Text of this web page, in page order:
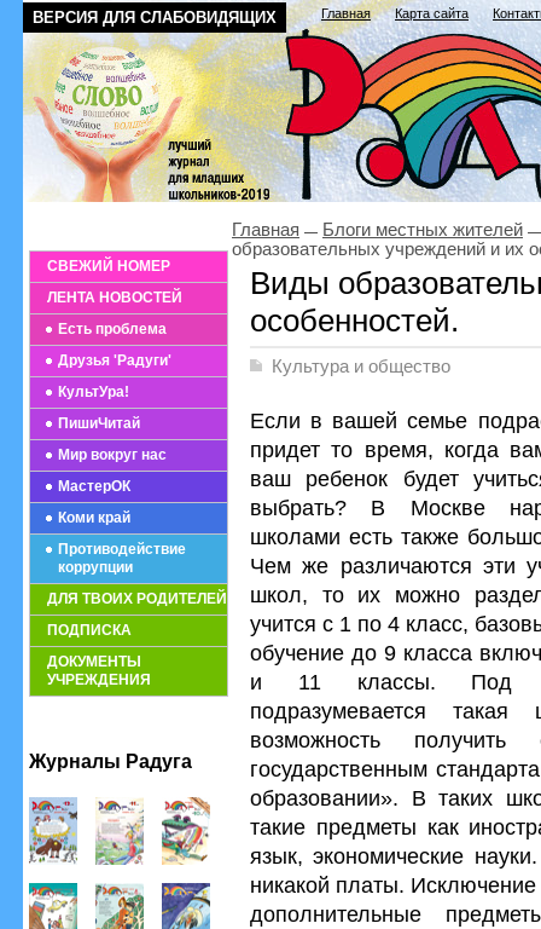
ВЕРСИЯ ДЛЯ СЛАБОВИДЯЩИХ Главная Карта сайта
СВЕЖИЙ НОМЕР
ЛЕНТА НОВОСТЕЙ
Есть проблема
Друзья 'Радуги'
КультУра!
ПишиЧитай
Мир вокруг нас
МастерОК
Коми край
Противодействие
коррупции
ДЛЯ ТВОИХ РОДИТЕЛЕЙ
ПОДПИСКА
ДОКУМЕНТЫ
УЧРЕЖДЕНИЯ
Журналы Радуга
Главная
Блоги местных жителей
образовательных учреждений и их
Виды
особенностей.
Культура и общество
Если в вашей семье
придет то время, когда
ваш ребенок будет
выбрать? В Москве
школами есть также
Чем же различаются эти
школ, то их можно
учится с 1 по 4 класс,
обучение до 9 класса
и 11 классы. Под
подразумевается
возможность получить
государственным
образовании». В таких
такие предметы как
язык, экономические
никакой платы. Исключение
дополнительные